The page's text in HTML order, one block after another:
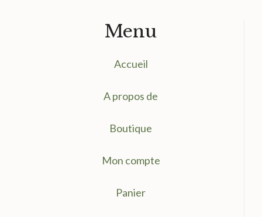
Menu
Accueil
A propos de
Boutique
Mon compte
Panier